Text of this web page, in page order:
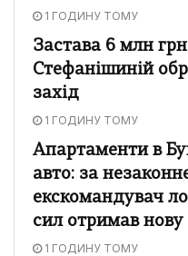
1 ГОДИНУ ТОМУ
Застава 6 млн грн
Стефанішиній
захід
1 ГОДИНУ ТОМУ
Апартаменти в
авто: за
екскомандувач
сил отримав нову
1 ГОДИНУ ТОМУ